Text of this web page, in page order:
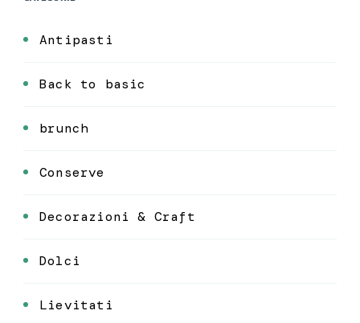
Antipasti
Back to basic
brunch
Conserve
Decorazioni & Craft
Dolci
Lievitati